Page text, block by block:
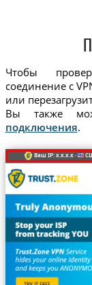
Чтобы
соединение с
или
Вы также
подключения.
Ваш IP: x.x.x.x ·